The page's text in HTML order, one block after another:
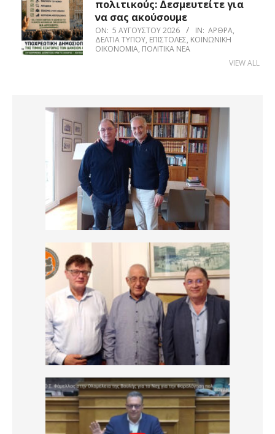
πολιτικούς: Δεσμευτείτε για
να σας ακούσουμε
ON: 5 ΑΥΓΟΎΣΤΟΥ 2026 IN: ΆΡΘΡΑ,
ΔΕΛΤΊΑ ΤΎΠΟΥ, ΕΠΙΣΤΟΛΈΣ, ΚΟΙΝΩΝΙΚΉ
ΟΙΚΟΝΟΜΊΑ, ΠΟΛΙΤΙΚΆ ΝΈΑ
VIEW ALL